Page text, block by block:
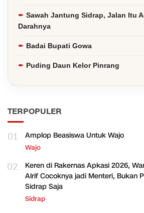
Sawah Jantung Sidrap, Jalan Itu
Darahnya
Badai Bupati Gowa
Puding Daun Kelor Pinrang
TERPOPULER
01 Amplop Beasiswa Untuk Wajo
Wajo
02
Keren di Rakernas Apkasi 2026,
Alrif Cocoknya jadi Menteri, Bukan
Sidrap Saja
Sidrap